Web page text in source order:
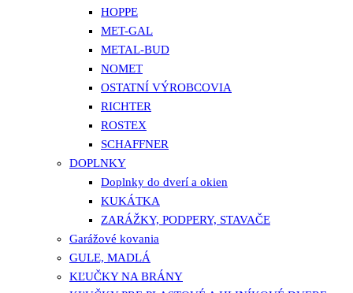
HOPPE
MET-GAL
METAL-BUD
NOMET
OSTATNÍ VÝROBCOVIA
RICHTER
ROSTEX
SCHAFFNER
DOPLNKY
Doplnky do dverí a okien
KUKÁTKA
ZARÁŽKY, PODPERY, STAVAČE
Garážové kovania
GULE, MADLÁ
KĽUČKY NA BRÁNY